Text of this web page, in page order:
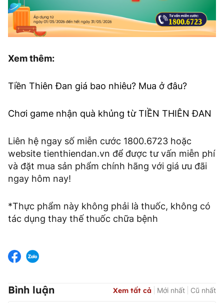
Xem thêm:
Tiền Thiên Đan giá bao nhiêu? Mua ở đâu?
Chơi game nhận quà khủng từ TIỀN THIÊN ĐAN
Liên hệ ngay số miễn cước 1800.6723 hoặc
website tienthiendan.vn để được tư vấn miễn phí
và đặt mua sản phẩm chính hãng với giá ưu đãi
ngay hôm nay!
*Thực phẩm này không phải là thuốc, không có
tác dụng thay thế thuốc chữa bệnh
Bình luận Xem tất cả Mới nhất Cũ nhất